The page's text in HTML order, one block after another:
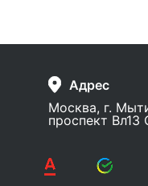
Адрес
Москва, г.
проспект Вл13